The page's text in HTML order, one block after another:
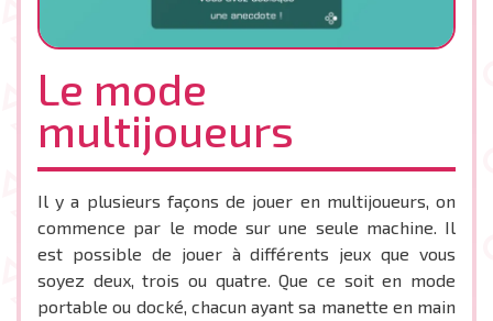
Le mode
multijoueurs
Il y a plusieurs façons de jouer en multijoueurs, on
commence par le mode sur une seule machine. Il
est possible de jouer à différents jeux que vous
soyez deux, trois ou quatre. Que ce soit en mode
portable ou docké, chacun ayant sa manette en main